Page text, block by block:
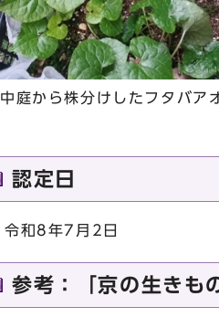
中庭から株分けしたフタバア
認定日
令和8年7月2日
参考：「京の生きも